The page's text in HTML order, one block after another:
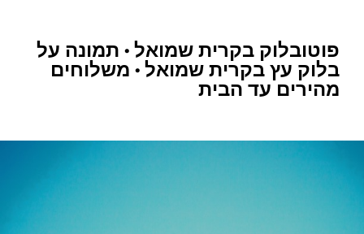
פוטובלוק בקרית שמואל • תמונה על
בלוק עץ בקרית שמואל • משלוחים
מהירים עד הבית